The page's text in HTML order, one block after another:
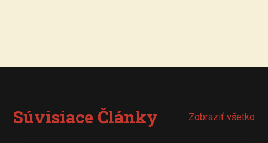
Súvisiace Články Zobraziť všetko